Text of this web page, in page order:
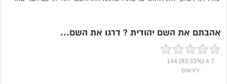
אהבתם את השם יהודית ? דרגו את השם...
4.7
(93.33%)
144
דירוגים